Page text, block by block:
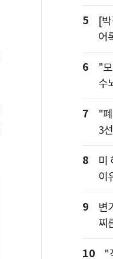
5
[
어
6
"
수
7
"
3
8
미
이
9
변
찌
10
"